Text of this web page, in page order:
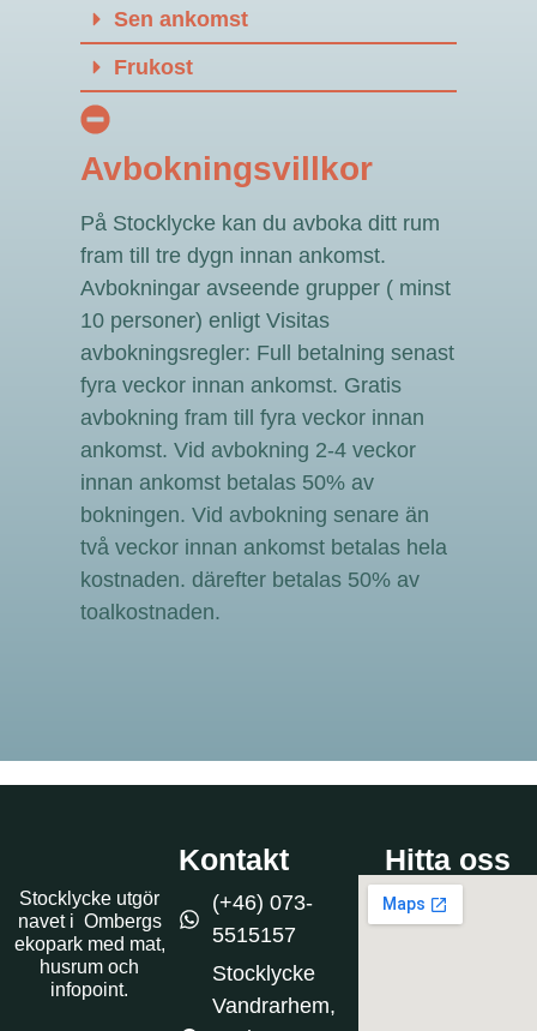
Sen ankomst
Frukost
Avbokningsvillkor
På Stocklycke kan du avboka ditt rum
fram till tre dygn innan ankomst.
Avbokningar avseende grupper ( minst
10 personer) enligt Visitas
avbokningsregler: Full betalning senast
fyra veckor innan ankomst. Gratis
avbokning fram till fyra veckor innan
ankomst. Vid avbokning 2-4 veckor
innan ankomst betalas 50% av
bokningen. Vid avbokning senare än
två veckor innan ankomst betalas hela
kostnaden. därefter betalas 50% av
toalkostnaden.
Stocklycke utgör
navet i Ombergs
ekopark med mat,
husrum och
infopoint.
Kontakt
(+46) 073-
5515157
Stocklycke
Vandrarhem,
Hitta oss